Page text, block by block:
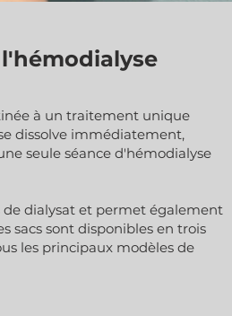
à un traitement unique
dissolve immédiatement,
seule séance d'hémodialyse
de dialysat et permet également
sacs sont disponibles en trois
les principaux modèles de